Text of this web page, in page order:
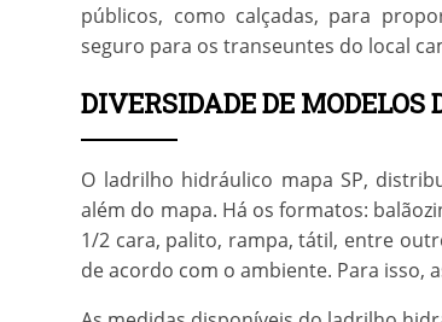
públicos, como calçadas, para
seguro para os transeuntes do local
DIVERSIDADE DE
O ladrilho hidráulico mapa SP,
além do mapa. Há os formatos:
1/2 cara, palito, rampa, tátil, entre
de acordo com o ambiente. Para isso,